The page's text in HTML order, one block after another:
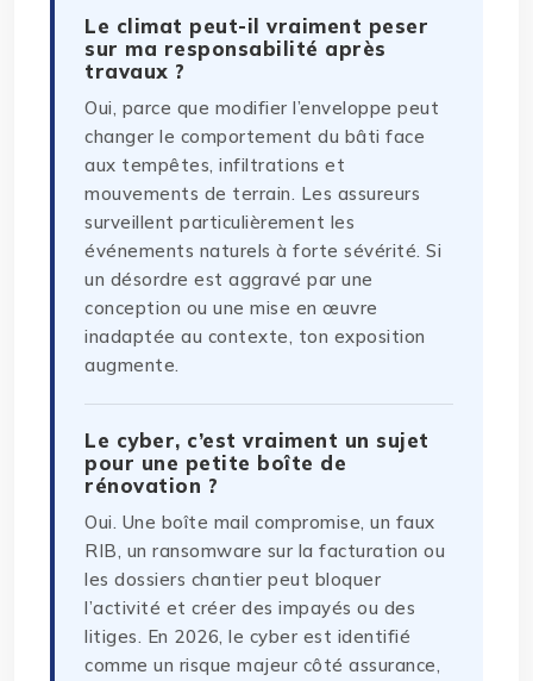
Le climat peut-il vraiment peser
sur ma responsabilité après
travaux ?
Oui, parce que modifier l’enveloppe peut
changer le comportement du bâti face
aux tempêtes, infiltrations et
mouvements de terrain. Les assureurs
surveillent particulièrement les
événements naturels à forte sévérité. Si
un désordre est aggravé par une
conception ou une mise en œuvre
inadaptée au contexte, ton exposition
augmente.
Le cyber, c’est vraiment un sujet
pour une petite boîte de
rénovation ?
Oui. Une boîte mail compromise, un faux
RIB, un ransomware sur la facturation ou
les dossiers chantier peut bloquer
l’activité et créer des impayés ou des
litiges. En 2026, le cyber est identifié
comme un risque majeur côté assurance,